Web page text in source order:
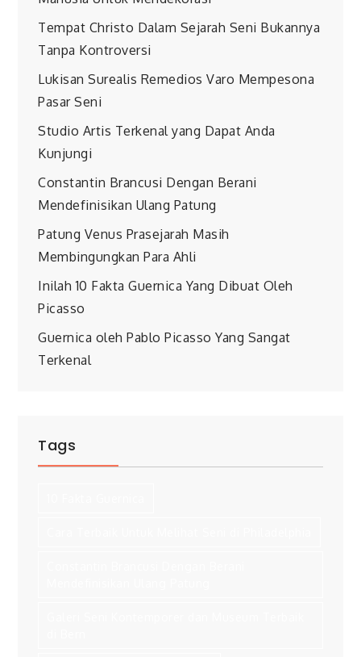
Tempat Christo Dalam Sejarah Seni Bukannya
Tanpa Kontroversi
Lukisan Surealis Remedios Varo Mempesona
Pasar Seni
Studio Artis Terkenal yang Dapat Anda
Kunjungi
Constantin Brancusi Dengan Berani
Mendefinisikan Ulang Patung
Patung Venus Prasejarah Masih
Membingungkan Para Ahli
Inilah 10 Fakta Guernica Yang Dibuat Oleh
Picasso
Guernica oleh Pablo Picasso Yang Sangat
Terkenal
Tags